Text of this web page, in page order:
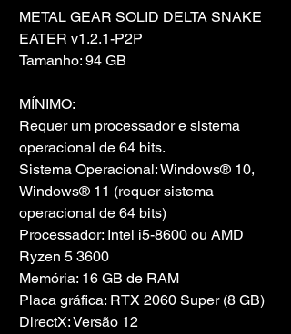
METAL GEAR SOLID DELTA SNAKE
EATER v1.2.1-P2P
Tamanho: 94 GB
MÍNIMO:
Requer um processador e sistema
operacional de 64 bits.
Sistema Operacional: Windows® 10,
Windows® 11 (requer sistema
operacional de 64 bits)
Processador: Intel i5-8600 ou AMD
Ryzen 5 3600
Memória: 16 GB de RAM
Placa gráfica: RTX 2060 Super (8 GB)
DirectX: Versão 12